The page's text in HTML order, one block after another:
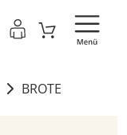
BROTE